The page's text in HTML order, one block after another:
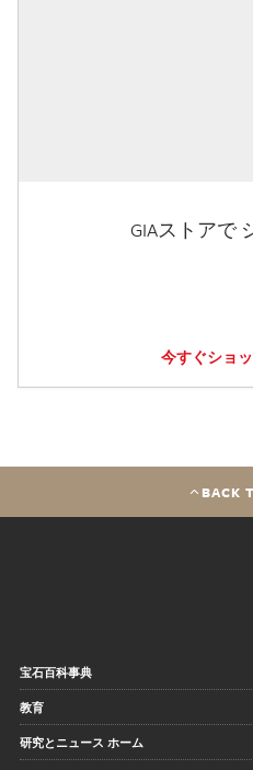
GIAストアで
今すぐショ
BACK
宝石百科事典
教育
研究とニュース ホーム